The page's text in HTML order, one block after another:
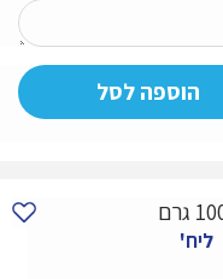
הוספה לסל
ליח'